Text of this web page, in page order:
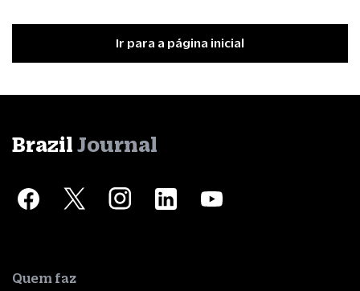
Ir para a página inicial
Brazil Journal
Quem faz